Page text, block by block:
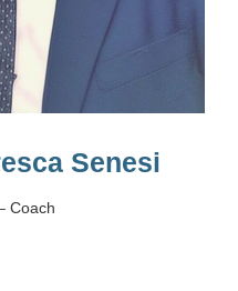
Senesi
Coach